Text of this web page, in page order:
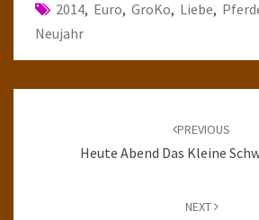
2014, Euro, GroKo, Liebe,
Neujahr
PREVIOUS
Heute Abend Das Kleine
NEXT